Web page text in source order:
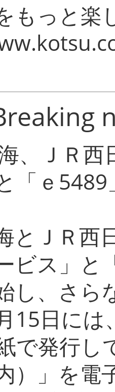
もっと楽
、ＪＲ
「ｅ
とＪＲ西
ビス」
し、さら
15日に
で発行し
）」を電